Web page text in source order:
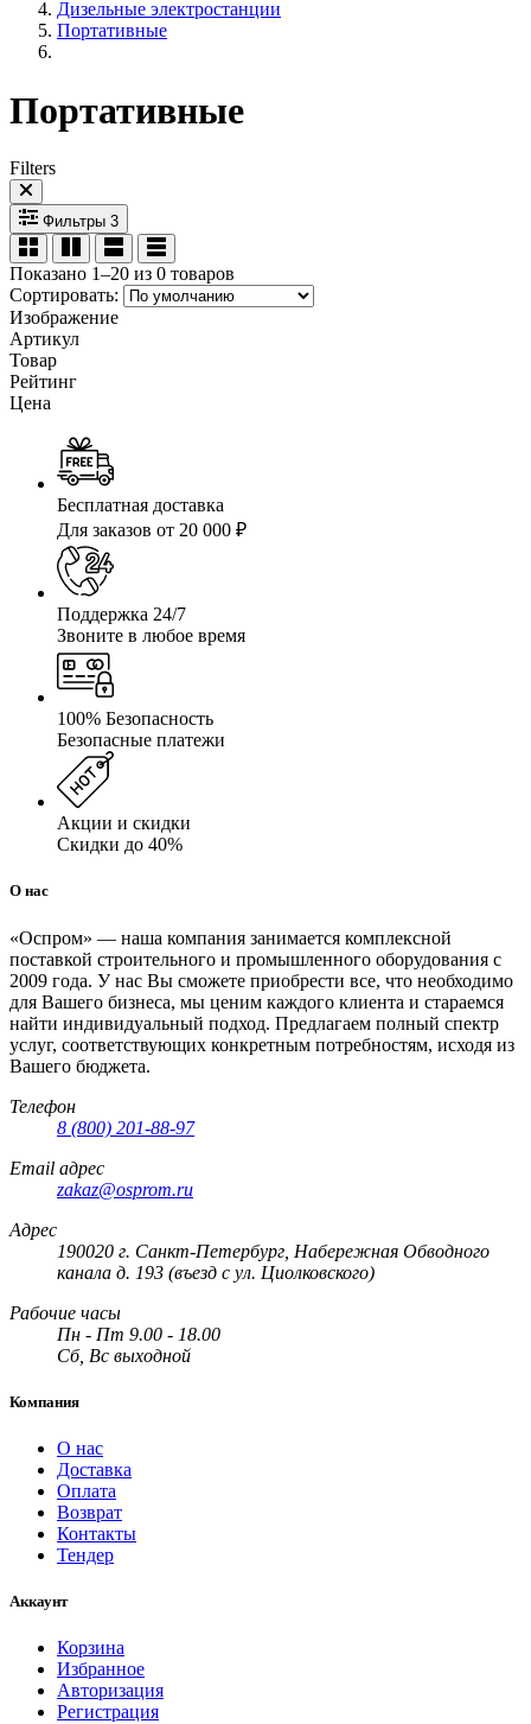
Дизельные электростанции
Портативные
Портативные
Filters
Фильтры 3
Показано 1–20 из 0 товаров
Сортировать:
Изображение
Артикул
Товар
Рейтинг
Цена
Бесплатная доставка
Для заказов от 20 000 ₽
Поддержка 24/7
Звоните в любое время
100% Безопасность
Безопасные платежи
Акции и скидки
Скидки до 40%
О нас
«Оспром» — наша компания занимается комплексной
поставкой строительного и промышленного оборудования с
2009 года. У нас Вы сможете приобрести все, что необходимо
для Вашего бизнеса, мы ценим каждого клиента и стараемся
найти индивидуальный подход. Предлагаем полный спектр
услуг, соответствующих конкретным потребностям, исходя из
Вашего бюджета.
Телефон
8 (800) 201-88-97
Email адрес
zakaz@osprom.ru
Адрес
190020 г. Санкт-Петербург, Набережная Обводного
канала д. 193 (въезд с ул. Циолковского)
Рабочие часы
Пн - Пт 9.00 - 18.00
Сб, Вс выходной
Компания
О нас
Доставка
Оплата
Возврат
Контакты
Тендер
Аккаунт
Корзина
Избранное
Авторизация
Регистрация